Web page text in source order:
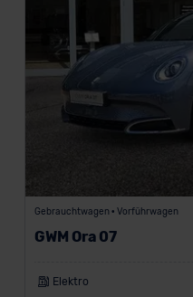
Gebrauchtwagen • Vorführwagen
GWM Ora 07
Elektro